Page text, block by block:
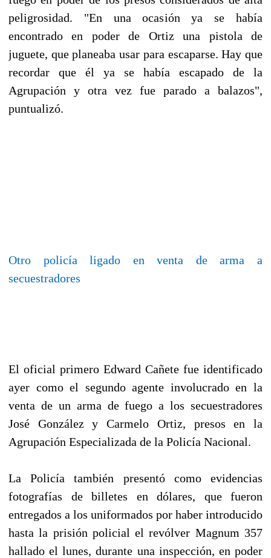
peligrosidad. "En una ocasión ya se había
encontrado en poder de Ortiz una pistola de
juguete, que planeaba usar para escaparse. Hay que
recordar que él ya se había escapado de la
Agrupación y otra vez fue parado a balazos",
puntualizó.
Otro policía ligado en venta de arma a
secuestradores
El oficial primero Edward Cañete fue identificado
ayer como el segundo agente involucrado en la
venta de un arma de fuego a los secuestradores
José González y Carmelo Ortiz, presos en la
Agrupación Especializada de la Policía Nacional.
La Policía también presentó como evidencias
fotografías de billetes en dólares, que fueron
entregados a los uniformados por haber introducido
hasta la prisión policial el revólver Magnum 357
hallado el lunes, durante una inspección, en poder